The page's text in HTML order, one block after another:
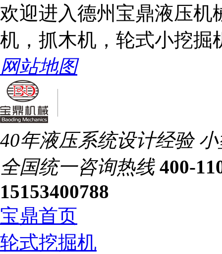
欢迎进入德州宝鼎液压机
机，抓木机，轮式小挖
网站地图
40年液压系统设计经验
全国统一咨询热线 400-
15153400788
宝鼎首页
轮式挖掘机